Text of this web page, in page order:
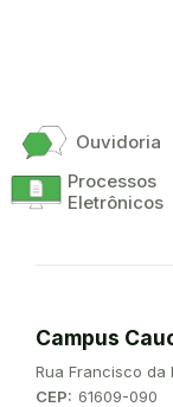
Ouvidoria
Processos
Eletrônicos
Campus
Endereço:
Rua Francisco da
CEP: 61609-090